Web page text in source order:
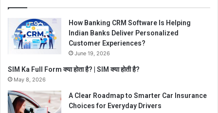
How Banking CRM Software Is Helping
Indian Banks Deliver Personalized
Customer Experiences?
June 19, 2026
SIM Ka Full Form क्या होता है? | SIM क्या होती है?
May 8, 2026
A Clear Roadmap to Smarter Car Insurance
Choices for Everyday Drivers